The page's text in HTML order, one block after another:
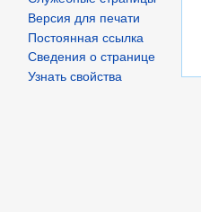
Версия для печати
Постоянная ссылка
Сведения о странице
Узнать свойства